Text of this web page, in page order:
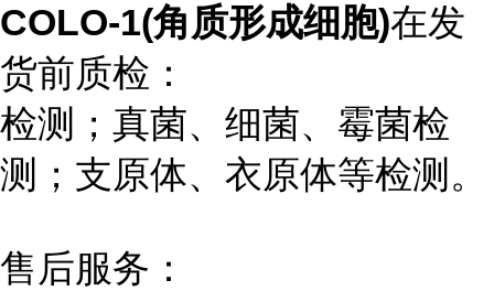
COLO-1(角质形成细胞)在发
货前质检：
检测；真菌、细菌、霉菌检
测；支原体、衣原体等检测。
售后服务：